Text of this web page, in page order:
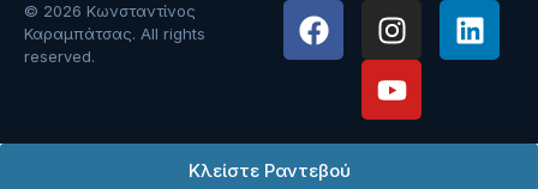
© 2026 Κωνσταντίνος
Καραμπάτσας. All rights
reserved.
Κλείστε Ραντεβού